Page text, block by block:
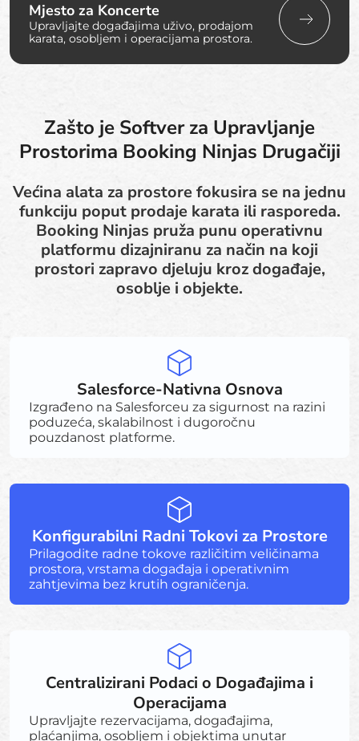
Mjesto za Koncerte
Upravljajte događajima uživo, prodajom
karata, osobljem i operacijama prostora.
Zašto je Softver za Upravljanje
Prostorima Booking Ninjas Drugačiji
Većina alata za prostore fokusira se na jednu
funkciju poput prodaje karata ili rasporeda.
Booking Ninjas pruža punu operativnu
platformu dizajniranu za način na koji
prostori zapravo djeluju kroz događaje,
osoblje i objekte.
Salesforce-Nativna Osnova
Izgrađeno na Salesforceu za sigurnost na razini
poduzeća, skalabilnost i dugoročnu
pouzdanost platforme.
Konfigurabilni Radni Tokovi za Prostore
Prilagodite radne tokove različitim veličinama
prostora, vrstama događaja i operativnim
zahtjevima bez krutih ograničenja.
Centralizirani Podaci o Događajima i
Operacijama
Upravljajte rezervacijama, događajima,
plaćanjima, osobljem i objektima unutar